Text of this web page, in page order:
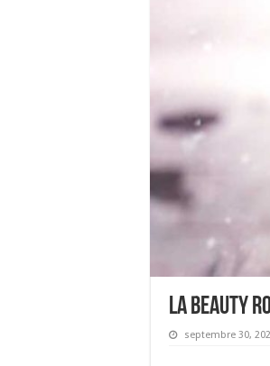
La beauty
septembre 30,